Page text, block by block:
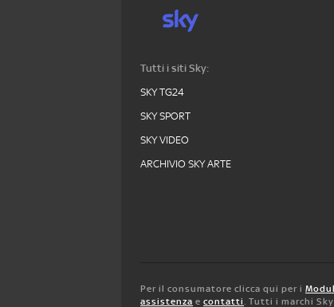
Tutti i siti Sky:
SKY TG24
SKY SPORT
SKY VIDEO
ARCHIVIO SKY ARTE
Per il consumatore clicca qui per i
assistenza e contatti. Tutti i marchi